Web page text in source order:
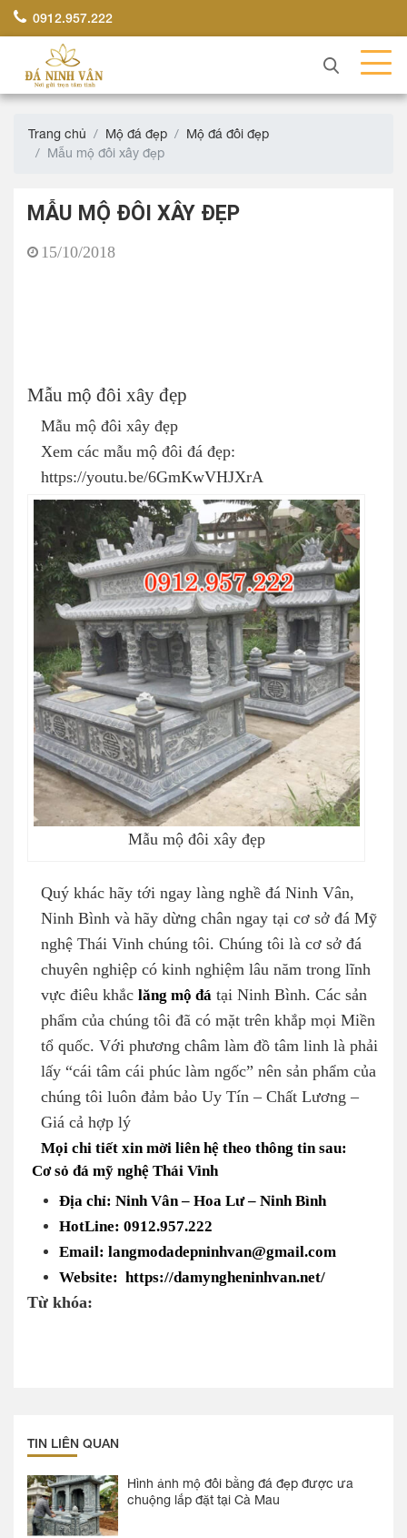
0912.957.222
Trang chủ Mộ đá đẹp
Mộ đá đôi đẹp
Mẫu mộ đôi xây đẹp
MẪU MỘ ĐÔI XÂY ĐẸP
15/10/2018
Mẫu mộ đôi xây đẹp
Mẫu mộ đôi xây đẹp
Xem các mẫu mộ đôi đá đẹp:
https://youtu.be/6GmKwVHJXrA
Mẫu mộ đôi xây đẹp
Quý khác hãy tới ngay làng nghề đá Ninh Vân,
Ninh Bình và hãy dừng chân ngay tại cơ sở đá Mỹ
nghệ Thái Vinh chúng tôi. Chúng tôi là cơ sở đá
chuyên nghiệp có kinh nghiệm lâu năm trong lĩnh
vực điêu khắc lăng mộ đá tại Ninh Bình. Các sản
phẩm của chúng tôi đã có mặt trên khắp mọi Miền
tổ quốc. Với phương châm làm đồ tâm linh là phải
lấy “cái tâm cái phúc làm ngốc” nên sản phẩm của
chúng tôi luôn đảm bảo Uy Tín – Chất Lương –
Giá cả hợp lý
Mọi chi tiết xin mời liên hệ theo thông tin sau:
Cơ sỏ đá mỹ nghệ Thái Vinh
Địa chỉ: Ninh Vân – Hoa Lư – Ninh Bình
HotLine: 0912.957.222
Email: langmodadepninhvan@gmail.com
Website: https://damyngheninhvan.net/
Từ khóa:
TIN LIÊN QUAN
Hình ảnh mộ đôi bằng đá đẹp được ưa
chuộng lắp đặt tại Cà Mau